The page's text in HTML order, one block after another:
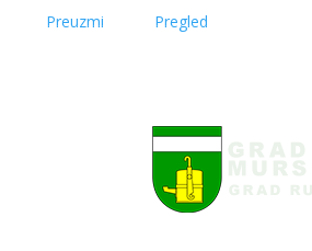
Preuzmi Pregled